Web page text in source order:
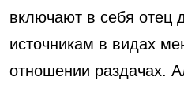
включают в себя отец
источникам в видах
отношении раздачах.